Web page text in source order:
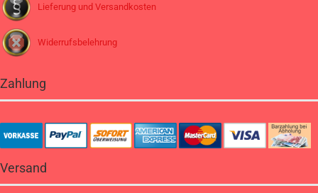
Lieferung und Versandkosten
Widerrufsbelehrung
Zahlung
Versand